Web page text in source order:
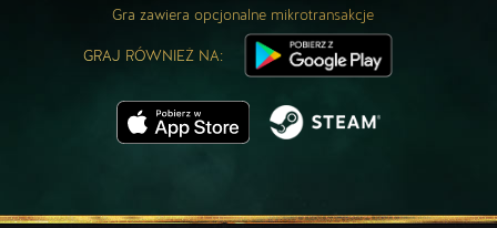
Gra zawiera opcjonalne mikrotransakcje
GRAJ RÓWNIEŻ NA: